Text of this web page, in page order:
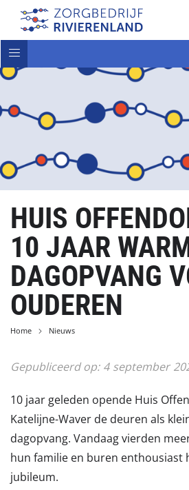
Toggle
navigatie
HUIS
10 JAAR
DAGOPVANG
OUDEREN
Home Nieuws
Gepubliceerd op: 4 september
10 jaar geleden opende Huis
Katelijne-Waver de deuren als
dagopvang. Vandaag vierden
hun familie en buren enthousiast
jubileum.